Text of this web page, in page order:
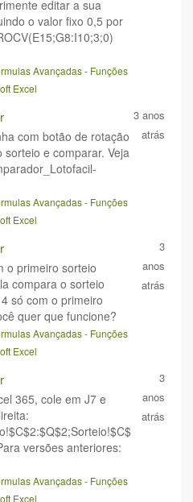
editar a sua
o valor fixo 0,5 por
Avançadas - Funções
Excel
com botão de rotação
sorteio e comparar. Veja
3 anos
atrás
Avançadas - Funções
Excel
o primeiro sorteio
compara o sorteio
só com o primeiro
quer que funcione?
3
anos
atrás
Avançadas - Funções
Excel
365, cole em J7 e
versões anteriores:
3
anos
atrás
Avançadas - Funções
Excel